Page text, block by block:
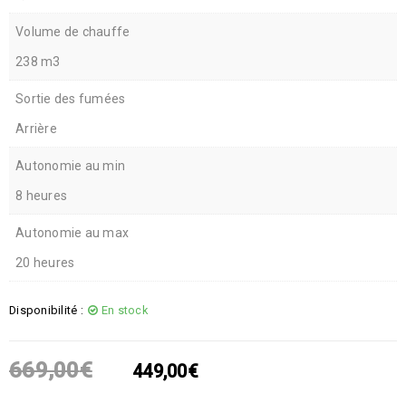
Volume de chauffe
238 m3
Sortie des fumées
Arrière
Autonomie au min
8 heures
Autonomie au max
20 heures
Disponibilité : En stock
669,00€ 449,00€